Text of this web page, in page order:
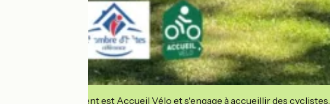
Cet établissement est Accueil Vélo et s'engage à accueillir des cyclistes.